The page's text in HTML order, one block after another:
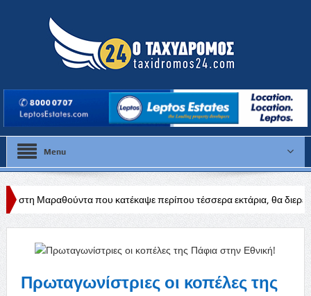
Menu
που κατέκαψε περίπου τέσσερα εκτάρια, θα διερευνηθούν τα αίτια
Πρωταγωνίστριες οι κοπέλες της